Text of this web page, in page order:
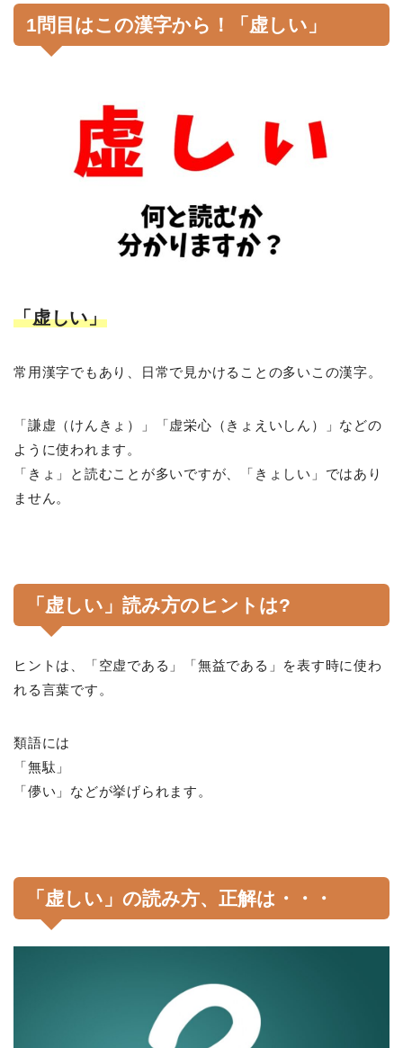
1問目はこの漢字から！「虚しい」
「虚しい」
常用漢字でもあり、日常で見かけることの多いこの漢字。
「謙虚（けんきょ）」「虚栄心（きょえいしん）」などの
ように使われます。
「きょ」と読むことが多いですが、「きょしい」ではあり
ません。
「虚しい」読み方のヒントは?
ヒントは、「空虚である」「無益である」を表す時に使わ
れる言葉です。
類語には
「無駄」
「儚い」などが挙げられます。
「虚しい」の読み方、正解は・・・